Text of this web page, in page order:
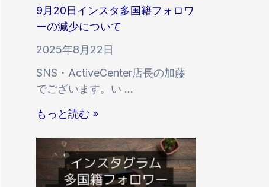
由
継
利
用
に
て
開
に
い
て
。
9月20日インスタ多国籍フォロワ
ーの減少について
2025年8月22日
SNS・ActiveCenter店長の加藤
でございます。い …
9
日
もっと読む »